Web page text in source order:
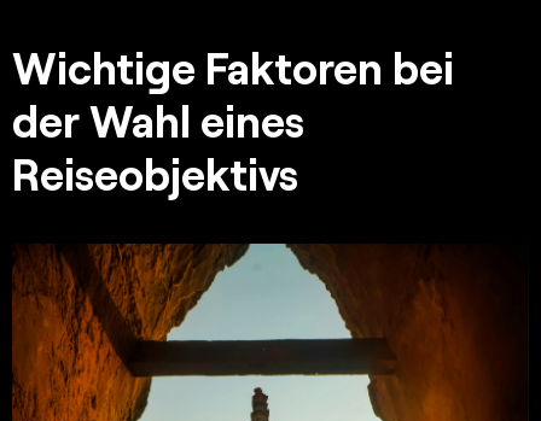
Wichtige Faktoren bei
der Wahl eines
Reiseobjektivs